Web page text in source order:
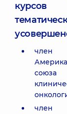
курсов
член
союза
член